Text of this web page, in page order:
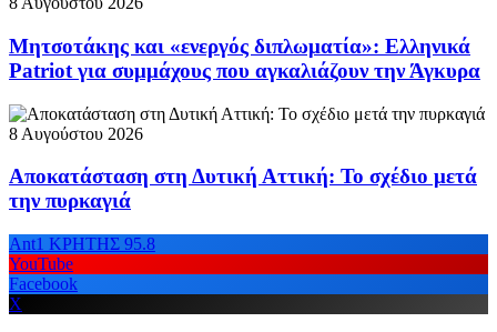
Μητσοτάκης και «ενεργός διπλωματία»: Ελληνικά
Patriot για συμμάχους που αγκαλιάζουν την Άγκυρα
8 Αυγούστου 2026
Αποκατάσταση στη Δυτική Αττική: Το σχέδιο μετά
την πυρκαγιά
Ant1 ΚΡΗΤΗΣ 95.8
YouTube
Facebook
X